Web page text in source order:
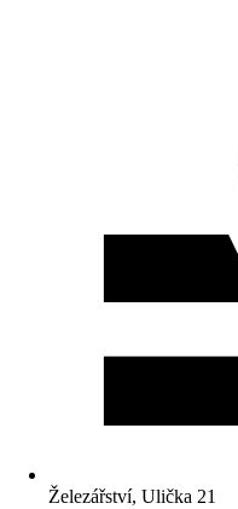
Železářství, Ulička 21